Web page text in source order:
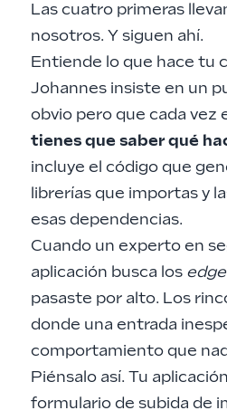
Las cuatro primeras
nosotros. Y siguen ahí.
Entiende lo que hace tu
Johannes insiste en un
obvio pero que cada vez
tienes que saber qué
incluye el código que
librerías que importas y
esas dependencias.
Cuando un experto en
aplicación busca los
pasaste por alto. Los
donde una entrada
comportamiento que
Piénsalo así. Tu
formulario de subida de